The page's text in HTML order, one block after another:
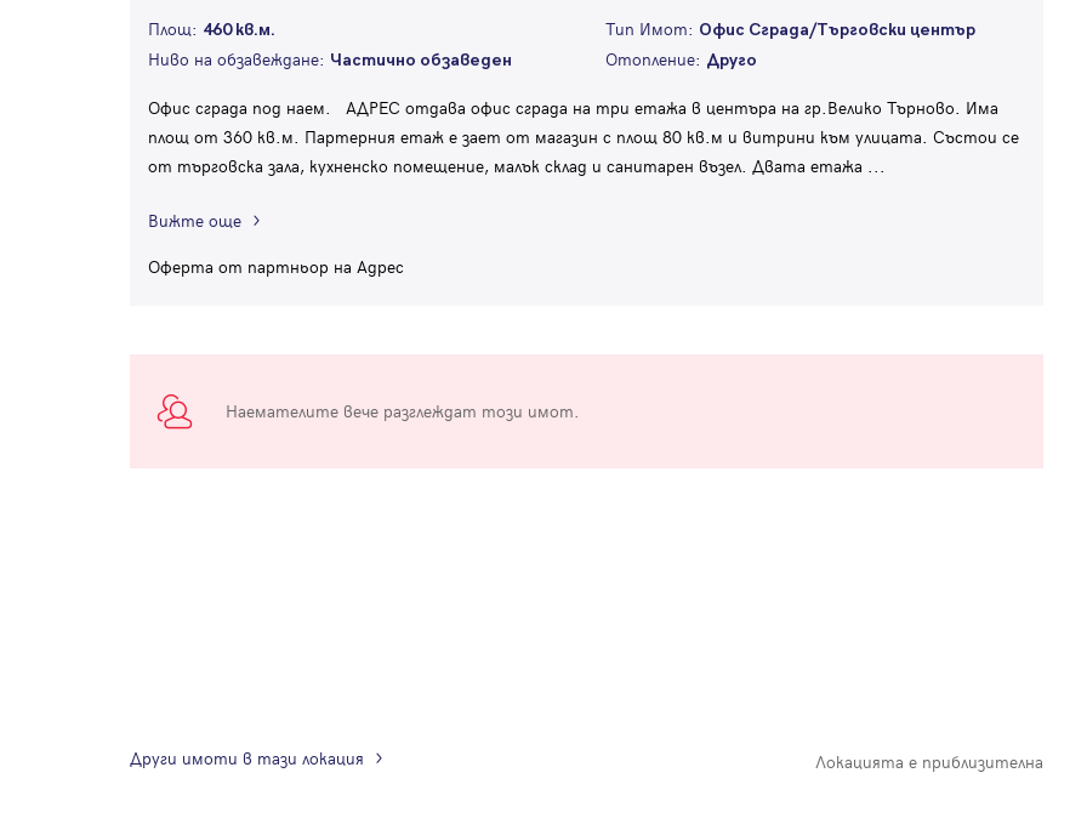
Площ: 460 кв.м. Тип Имот: Офис Сграда/Търговски център
Ниво на обзавеждане: Частично обзаведен Отопление: Друго
Офис сграда под наем. АДРЕС отдава офис сграда на три етажа в центъра на гр.Велико Търново. Има
площ от 360 кв.м. Партерния етаж е зает от магазин с площ 80 кв.м и витрини към улицата. Състои се
от търговска зала, кухненско помещение, малък склад и санитарен възел. Двата етажа ...
Вижте още
Оферта от партньор на Адрес
Наемателите вече разглеждат този имот.
Локацията е приблизителна
Други имоти в тази локация